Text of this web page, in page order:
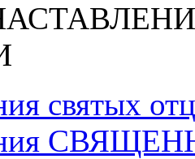
святых